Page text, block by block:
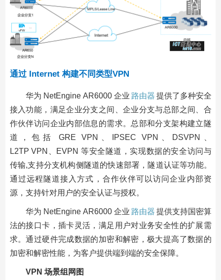
通过 Internet 构建不同类型VPN
华为 NetEngine AR6000 企业 路由器 提供了多种安全
接入功能，满足企业分支之间、企业分支与总部之间、合
作伙伴访问企业内部信息的需求。总部和分支架构建立隧
道，包括 GRE VPN、IPSEC VPN、DSVPN、
L2TP VPN、EVPN 等安全隧道，实现数据的安全访问与
传输,支持分支机构侧隧道的快速部署，隧道认证等功能。
通过远程隧道接入方式，合作伙伴可以访问企业内部资
源，支持针对用户的安全认证与授权。
华为 NetEngine AR6000 企业 路由器 提供支持国密算
法的接口卡，插卡灵活，满足用户对业务安全性的扩展需
求。通过硬件完成数据的加密和解密，极大提高了数据的
加密和解密性能，为客户提供端到端的安全保障。
VPN 场景组网图